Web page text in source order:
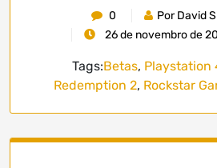
0
Por David
26 de novembro de
Tags:Betas, Playstation
Redemption 2, Rockstar